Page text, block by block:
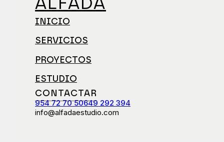
ALFADA
INICIO
SERVICIOS
PROYECTOS
ESTUDIO
CONTACTAR
954 72 70 50649 292 394
info@alfadaestudio.com